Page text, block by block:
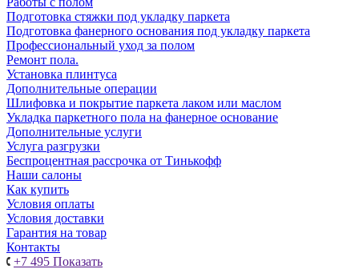
Подготовка стяжки под укладку паркета
Подготовка фанерного основания под укладку паркета
Профессиональный уход за полом
Ремонт пола.
Установка плинтуса
Дополнительные операции
Шлифовка и покрытие паркета лаком или маслом
Укладка паркетного пола на фанерное основание
Дополнительные услуги
Услуга разгрузки
Беспроцентная рассрочка от Тинькофф
Наши салоны
Как купить
Условия оплаты
Условия доставки
Гарантия на товар
Контакты
+7 495 Показать